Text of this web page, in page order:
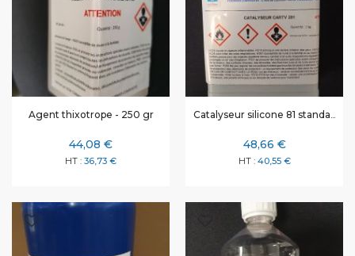
Agent thixotrope - 250 gr
44,08 €
36,73 €
Catalyseur silicone 81 standard - 1 kg
48,66 €
40,55 €